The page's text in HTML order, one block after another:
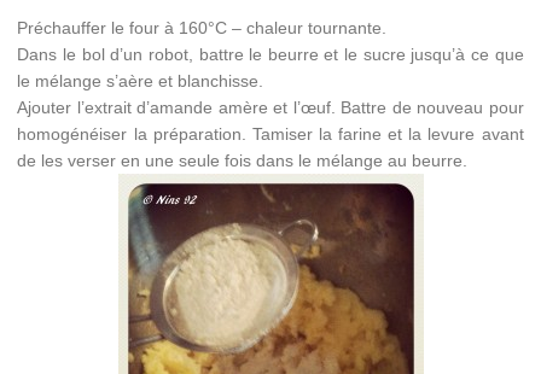
Préchauffer le four à 160°C – chaleur tournante.
Dans le bol d’un robot, battre le beurre et le sucre jusqu’à ce que
le mélange s’aère et blanchisse.
Ajouter l’extrait d’amande amère et l’œuf. Battre de nouveau pour
homogénéiser la préparation. Tamiser la farine et la levure avant
de les verser en une seule fois dans le mélange au beurre.